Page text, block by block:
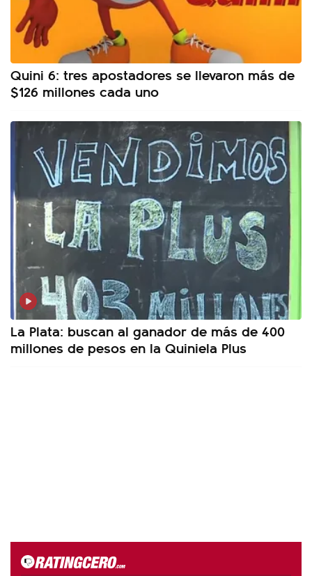
Quini 6: tres apostadores se llevaron más de
$126 millones cada uno
La Plata: buscan al ganador de más de 400
millones de pesos en la Quiniela Plus